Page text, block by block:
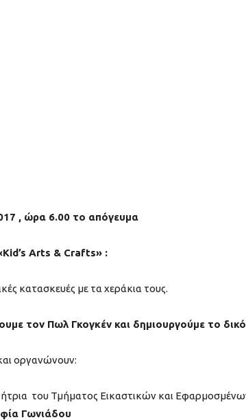
, ώρα 6.00 το απόγευμα
Arts & Crafts» :
κατασκευές με τα χεράκια τους.
τον Πωλ Γκογκέν και δημιουργούμε το
οργανώνουν:
του Τμήματος Εικαστικών και
Γωνιάδου